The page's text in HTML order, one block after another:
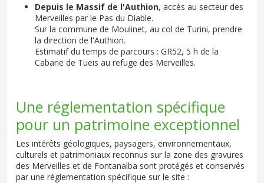
Depuis le Massif de l'Authion, accès au secteur des
Merveilles par le Pas du Diable.
Sur la commune de Moulinet, au col de Turini, prendre
la direction de l'Authion.
Estimatif du temps de parcours : GR52, 5 h de la
Cabane de Tueis au refuge des Merveilles.
Une réglementation spécifique
pour un patrimoine exceptionnel
Les intérêts géologiques, paysagers, environnementaux,
culturels et patrimoniaux reconnus sur la zone des gravures
des Merveilles et de Fontanalba sont protégés et conservés
par une réglementation spécifique sur le site :